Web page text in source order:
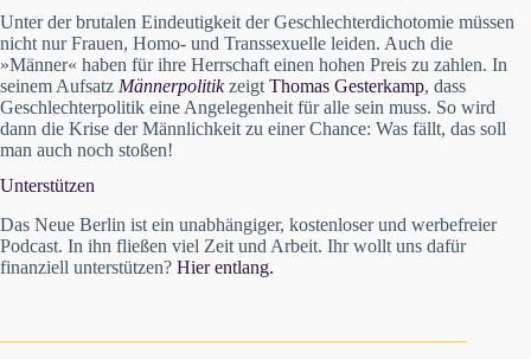
Unter der brutalen Eindeutigkeit der Geschlechterdichotomie müssen
nicht nur Frauen, Homo- und Transsexuelle leiden. Auch die
»Männer« haben für ihre Herrschaft einen hohen Preis zu zahlen. In
seinem Aufsatz Männerpolitikzeigt Thomas Gesterkamp, dass
Geschlechterpolitik eine Angelegenheit für alle sein muss. So wird
dann die Krise der Männlichkeit zu einer Chance: Was fällt, das soll
man auch noch stoßen!
Unterstützen
Das Neue Berlin ist ein unabhängiger, kostenloser und werbefreier
Podcast. In ihn fließen viel Zeit und Arbeit. Ihr wollt uns dafür
finanziell unterstützen? Hier entlang.